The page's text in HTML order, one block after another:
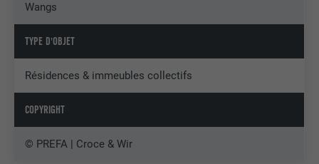
Wangs
TYPE D'OBJET
Résidences & immeubles collectifs
COPYRIGHT
© PREFA | Croce & Wir